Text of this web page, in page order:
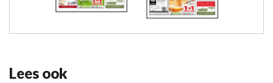
Lees ook